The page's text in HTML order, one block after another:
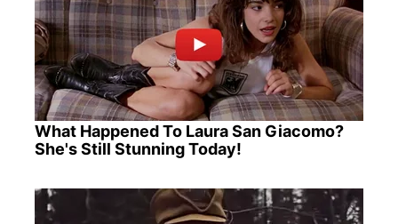
What Happened To Laura San Giacomo?
She's Still Stunning Today!